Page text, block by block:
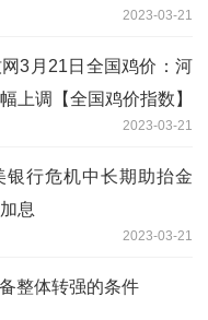
2023-03-21
3月21日全国鸡价：河
上调【全国鸡价指数】
2023-03-21
银行危机中长期助抬金
息
2023-03-21
整体转强的条件